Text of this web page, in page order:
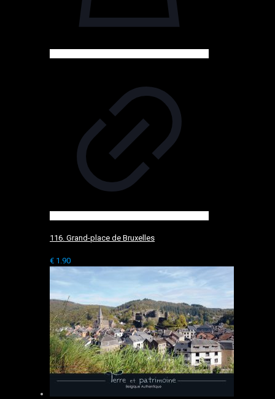
116. Grand-place de Bruxelles
€ 1.90